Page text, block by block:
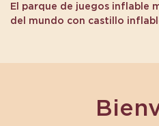
El parque de juegos inflable
del mundo con castillo